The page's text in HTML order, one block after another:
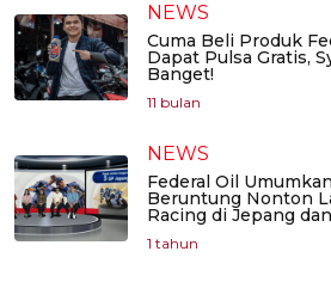
NEWS
Cuma Beli Produk
Dapat Pulsa Gratis,
Banget!
11 bulan
NEWS
Federal Oil
Beruntung Nonton
Racing di Jepang
1 tahun